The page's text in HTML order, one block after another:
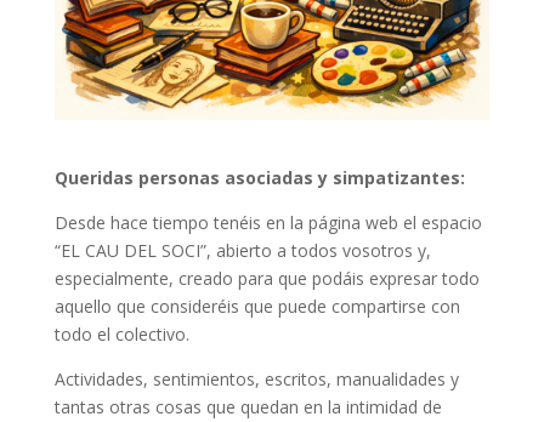
Queridas personas asociadas y simpatizantes:
Desde hace tiempo tenéis en la página web el espacio
“EL CAU DEL SOCI”, abierto a todos vosotros y,
especialmente, creado para que podáis expresar todo
aquello que consideréis que puede compartirse con
todo el colectivo.
Actividades, sentimientos, escritos, manualidades y
tantas otras cosas que quedan en la intimidad de